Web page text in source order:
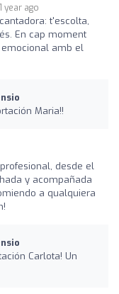
1 year ago
t'escolta,
En cap moment
amb el
Maria!!
desde el
y acompañada
a qualquiera
Carlota! Un